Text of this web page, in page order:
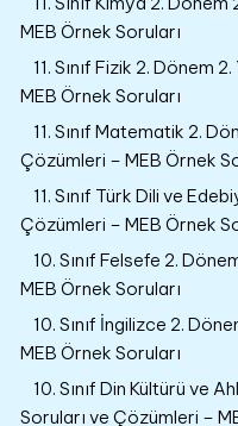
MEB Örnek Soruları
11. Sınıf Fizik 2. Dönem
MEB Örnek Soruları
11. Sınıf Matematik 2.
Çözümleri – MEB Örnek
11. Sınıf Türk Dili ve
Çözümleri – MEB Örnek
10. Sınıf Felsefe 2.
MEB Örnek Soruları
10. Sınıf İngilizce 2.
MEB Örnek Soruları
10. Sınıf Din Kültürü ve
Soruları ve Çözümleri –